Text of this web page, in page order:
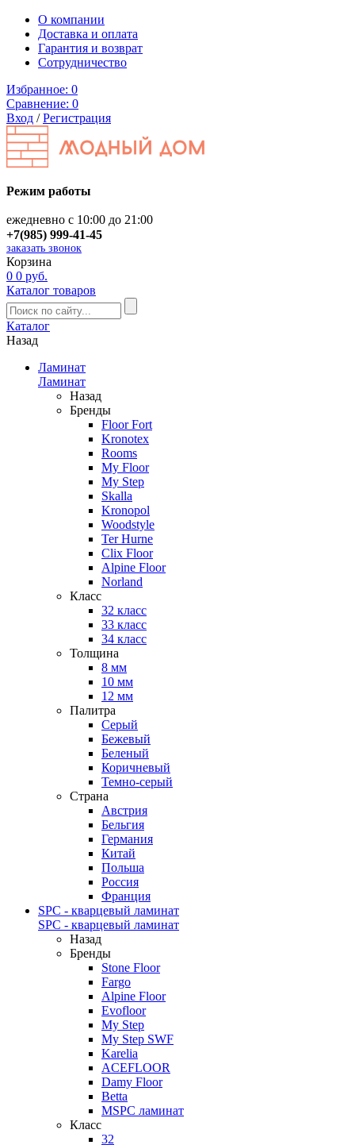
О компании
Доставка и оплата
Гарантия и возврат
Сотрудничество
Избранное: 0
Сравнение: 0
Вход /Регистрация
Режим работы
ежедневно с 10:00 до 21:00
+7(985) 999-41-45
заказать звонок
Корзина
0 0 руб.
Каталог товаров
Каталог
Назад
Ламинат
Ламинат
Назад
Бренды
Floor Fort
Kronotex
Rooms
My Floor
My Step
Skalla
Kronopol
Woodstyle
Ter Hurne
Clix Floor
Alpine Floor
Norland
Класс
32 класс
33 класс
34 класс
Толщина
8 мм
10 мм
12 мм
Палитра
Серый
Бежевый
Беленый
Коричневый
Темно-серый
Страна
Австрия
Бельгия
Германия
Китай
Польша
Россия
Франция
SPC - кварцевый ламинат
SPC - кварцевый ламинат
Назад
Бренды
Stone Floor
Fargo
Alpine Floor
Evofloor
My Step
My Step SWF
Karelia
ACEFLOOR
Damy Floor
Betta
MSPC ламинат
Класс
32